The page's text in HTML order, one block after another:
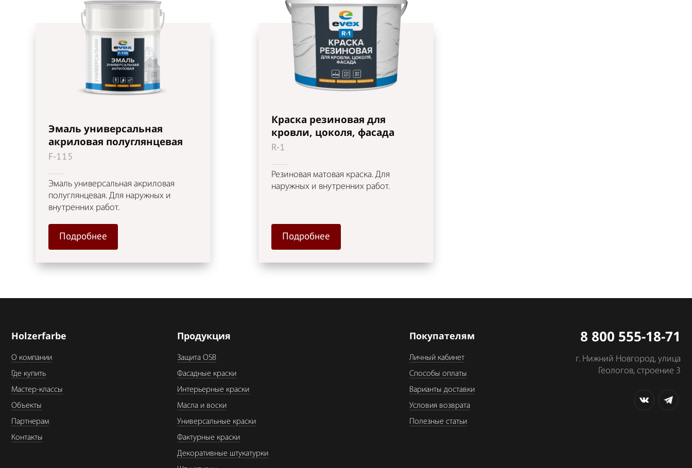
Эмаль универсальная
акриловая полуглянцевая
F-115
Эмаль универсальная акриловая
полуглянцевая. Для наружных и
внутренних работ.
Подробнее
Краска резиновая для
кровли, цоколя, фасада
R-1
Резиновая матовая краска. Для
наружных и внутренних работ.
Подробнее
Holzerfarbe
О компании
Где купить
Мастер-классы
Объекты
Партнерам
Контакты
Продукция
Защита OSB
Фасадные краски
Интерьерные краски
Масла и воски
Универсальные краски
Фактурные краски
Декоративные штукатурки
Покупателям
Личный кабинет
Способы оплаты
Варианты доставки
Условия возврата
Полезные статьи
8 800 555-18-71
г. Нижний Новгород, улица
Геологов, строение 3